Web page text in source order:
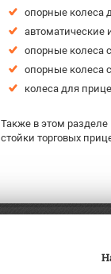
опорные колеса
автоматические
опорные колеса
опорные колеса
колеса для
Также в этом
стойки торговых